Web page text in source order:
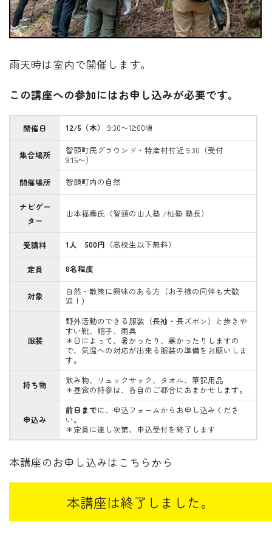
雨天時は室内で開催します。
この講座への参加にはお申し込みが必要です。
開催日 12/5（木） 9:30〜12:00頃
集合場所
智頭町民グラウンド・特産村付近 9:30（受付
9:15〜）
開催場所
智頭町内の自然
ナビゲー
ター
山本福壽氏（智頭の山人塾 /杣塾 塾長）
受講料 1人 500円 （高校生以下無料）
定員 8名程度
対象
自然・散策に興味のある方（お子様の同伴も大歓
迎！）
服装
野外活動のできる服装（長袖・長ズボン）と歩きや
すい靴、帽子、雨具
＊日によって、暑かったり、寒かったりしますの
で、気温への対応が出来る服装の準備をお願いしま
す。
持ち物
飲み物、リュックサック、タオル、筆記用品
＊昼食の持参は、各自のご都合におまかせします。
申込み
前日までに、 申込フォームからお申し込みくださ
い。
＊定員に達し次第、申込受付を終了します
本講座のお申し込みはこちらから